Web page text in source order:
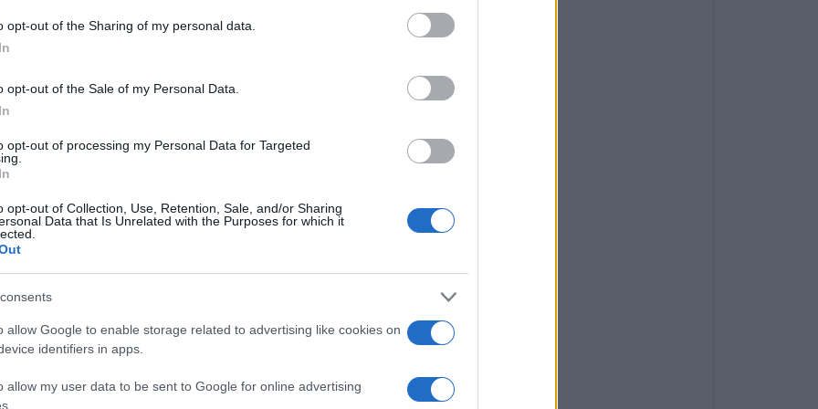
opt-out of the Sharing of my personal data.
opt-out of the Sale of my Personal Data.
opt-out of processing my Personal Data for Targeted
opt-out of Collection, Use, Retention, Sale, and/or Sharing
Data that Is Unrelated with the Purposes for which it
allow Google to enable storage related to advertising like cookies on
identifiers in apps.
allow my user data to be sent to Google for online advertising
μηχανισμούς. Όχι για λύσουν τα προβλήματα
με ) μηχανισμούς στους όλο και με
κάστες εξουσίας των νομαρχιακών.
να αποτελεί ευτελισμό του εκλογικού
και στην πολιτική, καθώς τείνει να
να τοποθετούν πολλές γυναίκες μόνο και
σε άσχετες με την κατοικία και την καταγωγή
παραβιάζει ευθέως 3 άρθρα του
το αποκεντρωτικό,
της αναλογικότητας και
στη πολιτική ζωή της χώρας.
δημοτικούς συμβούλους κατανεμημένους
ενότητες (Κερκυραίων, Αχιλλείων,
τριών Διαποντίων Νήσων), σύμφωνα με τον νέο